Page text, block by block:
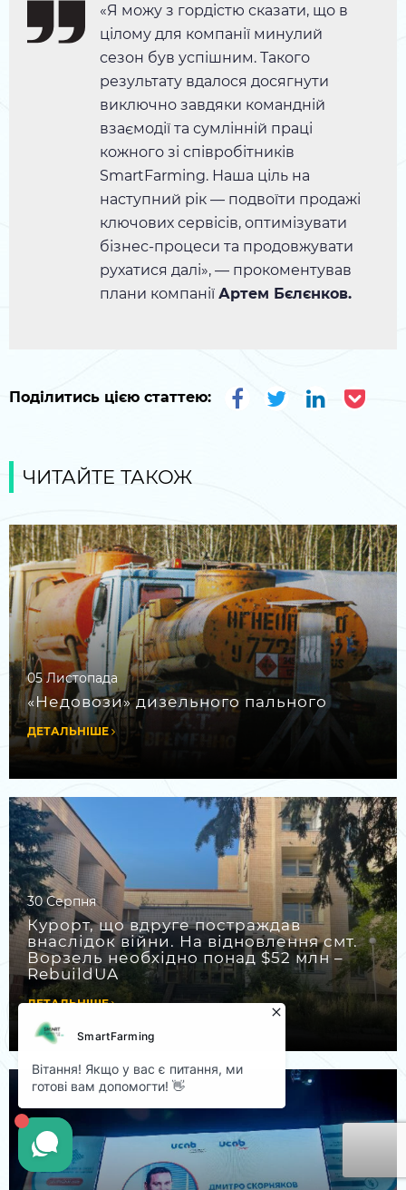
«Я можу з гордістю сказати, що в
цілому для компанії минулий
сезон був успішним. Такого
результату вдалося досягнути
виключно завдяки командній
взаємодії та сумлінній праці
кожного зі співробітників
SmartFarming. Наша ціль на
наступний рік — подвоїти продажі
ключових сервісів, оптимізувати
бізнес-процеси та продовжувати
рухатися далі», — прокоментував
плани компанії Артем Бєлєнков.
Поділитись цією статтею:
ЧИТАЙТЕ ТАКОЖ
05 Листопада
«Недовози» дизельного пального
ДЕТАЛЬНІШЕ
30 Серпня
Курорт, що вдруге постраждав
внаслідок війни. На відновлення смт.
Ворзель необхідно понад $52 млн –
RebuildUA
ДЕТАЛЬНІШЕ